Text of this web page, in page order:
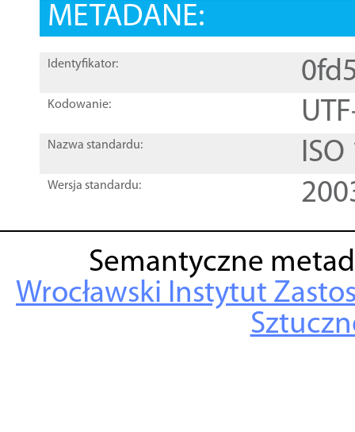
METADANE:
Identyfikator:
Kodowanie:
Nazwa standardu:
Wersja standardu:
Semantyczne
Wrocławski Instytut